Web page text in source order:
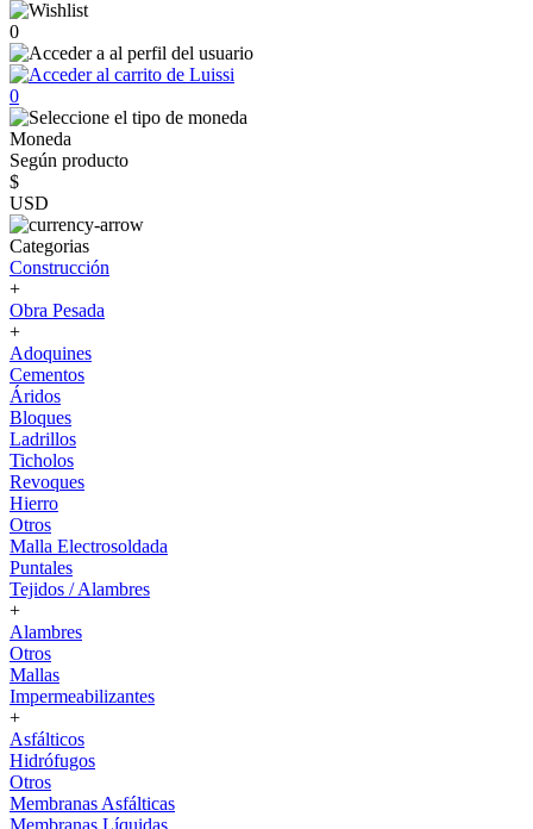
0
0
Moneda
Según producto
$
USD
Categorias
Construcción
+
Obra Pesada
+
Adoquines
Cementos
Áridos
Bloques
Ladrillos
Ticholos
Revoques
Hierro
Otros
Malla Electrosoldada
Puntales
Tejidos / Alambres
+
Alambres
Otros
Mallas
Impermeabilizantes
+
Asfálticos
Hidrófugos
Otros
Membranas Asfálticas
Membranas Líquidas